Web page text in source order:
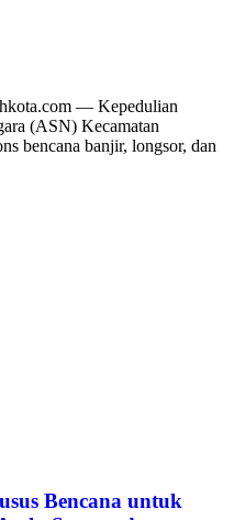
— Kepedulian
(ASN) Kecamatan
bencana banjir, longsor, dan
Bencana untuk